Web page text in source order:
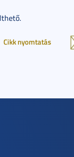
Cikk nyomtatás